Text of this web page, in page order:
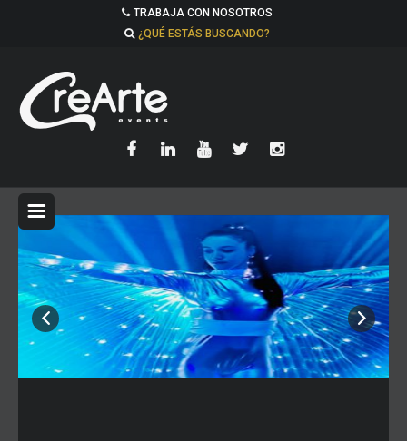
TRABAJA CON NOSOTROS
¿QUÉ ESTÁS BUSCANDO?